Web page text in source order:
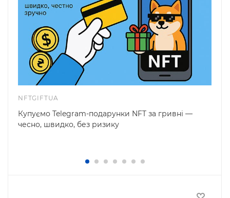
NFTGIFTUA
Купуємо Telegram-подарунки NFT за гривні —
чесно, швидко, без ризику